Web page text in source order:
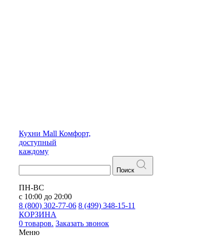
Кухни Mall Комфорт,
доступный
каждому
Поиск
ПН-ВС
с 10:00 до 20:00
8 (800) 302-77-06 8 (499) 348-15-11
КОРЗИНА
0 товаров. Заказать звонок
Меню